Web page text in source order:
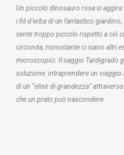
Un piccolo dinosauro rosa si aggira
i fili d’erba di un fantastico giardino,
sente troppo piccolo rispetto a ciò
circonda, nonostante ci siano altri
microscopici. Il saggio Tardigrado
soluzione: intraprendere un viaggio
di un “elisir di grandezza”
che un prato può nascondere.